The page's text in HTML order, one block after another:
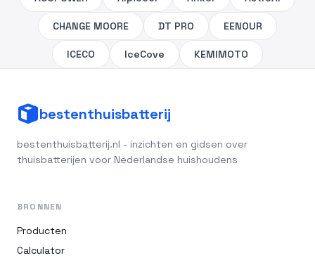
CHANGE MOORE DT PRO EENOUR
ICECO IceCove KEMIMOTO
bestenthuisbatterij
bestenthuisbatterij.nl - inzichten en gidsen over
thuisbatterijen voor Nederlandse huishoudens
BRONNEN
Producten
Calculator